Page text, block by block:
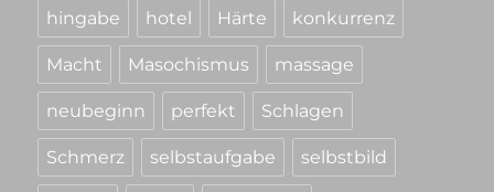
hingabe hotel Härte konkurrenz
Macht Masochismus massage
neubeginn perfekt Schlagen
Schmerz selbstaufgabe selbstbild